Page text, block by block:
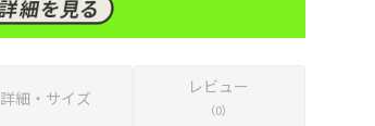
詳細・サイズ
レビュー
（0）